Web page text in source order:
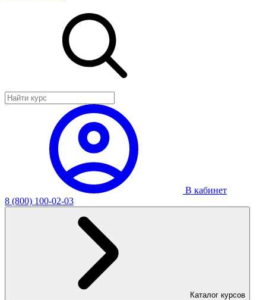
В кабинет
8 (800) 100-02-03
Каталог курсов